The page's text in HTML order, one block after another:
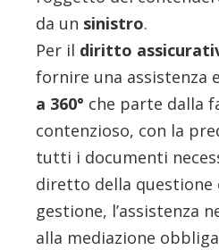
da un sinistro.
Per il diritto
fornire una assistenza
a 360° che parte dalla
contenzioso, con la
tutti i documenti
diretto della questione
gestione, l’assistenza
alla mediazione